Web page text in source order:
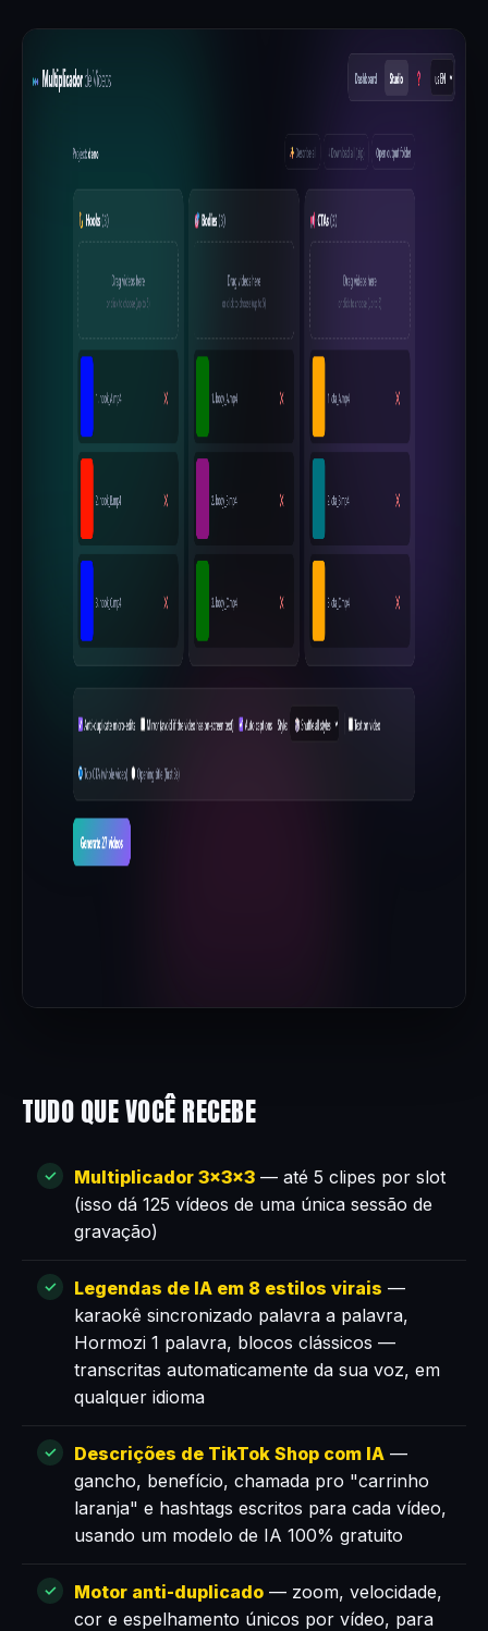
TUDO QUE VOCÊ RECEBE
Multiplicador 3×3×3 — até 5 clipes por slot
(isso dá 125 vídeos de uma única sessão de
gravação)
Legendas de IA em 8 estilos virais —
karaokê sincronizado palavra a palavra,
Hormozi 1 palavra, blocos clássicos —
transcritas automaticamente da sua voz, em
qualquer idioma
Descrições de TikTok Shop com IA —
gancho, benefício, chamada pro "carrinho
laranja" e hashtags escritos para cada vídeo,
usando um modelo de IA 100% gratuito
Motor anti-duplicado — zoom, velocidade,
cor e espelhamento únicos por vídeo, para